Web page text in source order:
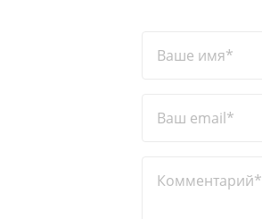
Ваше имя*
Ваш email*
Комментарий*